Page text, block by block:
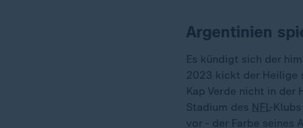
Argentinien
Es kündigt sich der
2023 kickt der Heilige
Kap Verde nicht in
Stadium des NFL-
vor - der Farbe seines